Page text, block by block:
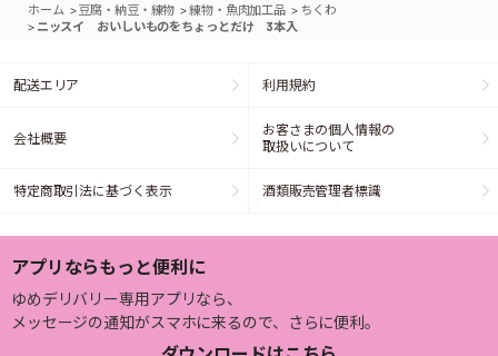
ホーム >豆腐・納豆・練物 >練物・魚肉加工品 > ちくわ
> ニッスイ おいしいものをちょっとだけ 3本入
配送エリア 利用規約
会社概要
お客さまの個人情報の
取扱いについて
特定商取引法に基づく表示 酒類販売管理者標識
アプリならもっと便利に
ゆめデリバリー専用アプリなら、
メッセージの通知がスマホに来るので、さらに便利。